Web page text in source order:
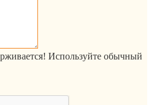
Используйте обычный